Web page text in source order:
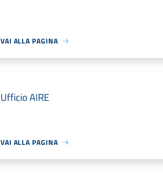
VAI ALLA PAGINA
Ufficio AIRE
VAI ALLA PAGINA